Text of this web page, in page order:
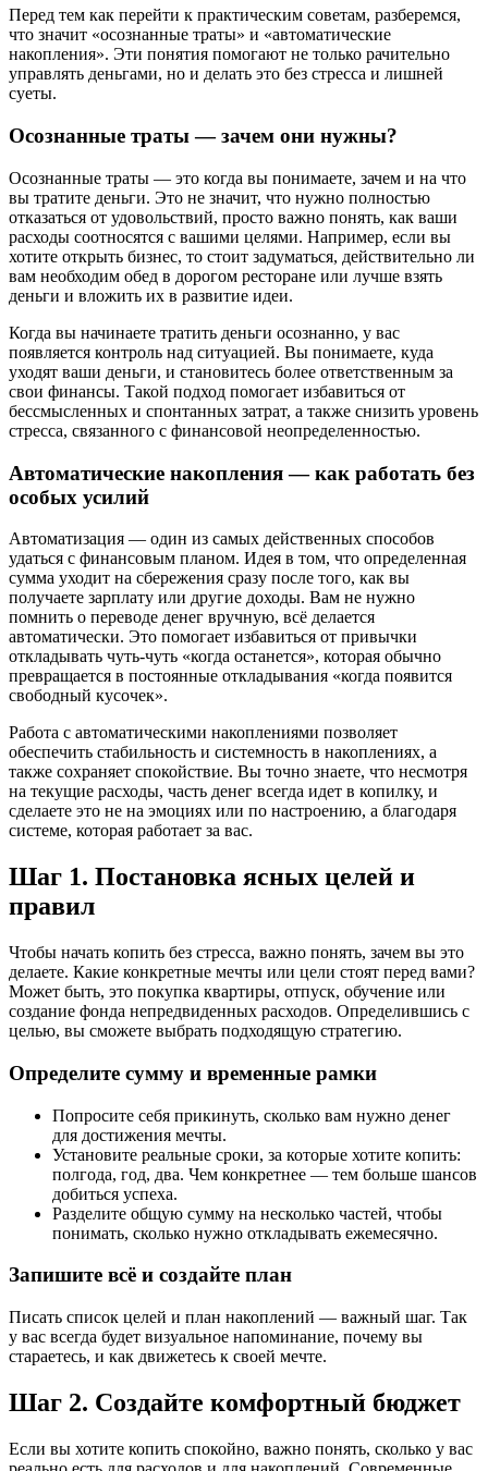
Перед тем как перейти к практическим советам, разберемся,
что значит «осознанные траты» и «автоматические
накопления». Эти понятия помогают не только рачительно
управлять деньгами, но и делать это без стресса и лишней
суеты.
Осознанные траты — зачем они нужны?
Осознанные траты — это когда вы понимаете, зачем и на что
вы тратите деньги. Это не значит, что нужно полностью
отказаться от удовольствий, просто важно понять, как ваши
расходы соотносятся с вашими целями. Например, если вы
хотите открыть бизнес, то стоит задуматься, действительно ли
вам необходим обед в дорогом ресторане или лучше взять
деньги и вложить их в развитие идеи.
Когда вы начинаете тратить деньги осознанно, у вас
появляется контроль над ситуацией. Вы понимаете, куда
уходят ваши деньги, и становитесь более ответственным за
свои финансы. Такой подход помогает избавиться от
бессмысленных и спонтанных затрат, а также снизить уровень
стресса, связанного с финансовой неопределенностью.
Автоматические накопления — как работать без
особых усилий
Автоматизация — один из самых действенных способов
удаться с финансовым планом. Идея в том, что определенная
сумма уходит на сбережения сразу после того, как вы
получаете зарплату или другие доходы. Вам не нужно
помнить о переводе денег вручную, всё делается
автоматически. Это помогает избавиться от привычки
откладывать чуть-чуть «когда останется», которая обычно
превращается в постоянные откладывания «когда появится
свободный кусочек».
Работа с автоматическими накоплениями позволяет
обеспечить стабильность и системность в накоплениях, а
также сохраняет спокойствие. Вы точно знаете, что несмотря
на текущие расходы, часть денег всегда идет в копилку, и
сделаете это не на эмоциях или по настроению, а благодаря
системе, которая работает за вас.
Шаг 1. Постановка ясных целей и
правил
Чтобы начать копить без стресса, важно понять, зачем вы это
делаете. Какие конкретные мечты или цели стоят перед вами?
Может быть, это покупка квартиры, отпуск, обучение или
создание фонда непредвиденных расходов. Определившись с
целью, вы сможете выбрать подходящую стратегию.
Определите сумму и временные рамки
Попросите себя прикинуть, сколько вам нужно денег
для достижения мечты.
Установите реальные сроки, за которые хотите копить:
полгода, год, два. Чем конкретнее — тем больше шансов
добиться успеха.
Разделите общую сумму на несколько частей, чтобы
понимать, сколько нужно откладывать ежемесячно.
Запишите всё и создайте план
Писать список целей и план накоплений — важный шаг. Так
у вас всегда будет визуальное напоминание, почему вы
стараетесь, и как движетесь к своей мечте.
Шаг 2. Создайте комфортный бюджет
Если вы хотите копить спокойно, важно понять, сколько у вас